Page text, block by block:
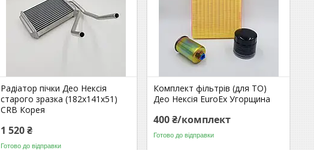
Радіатор пічки Део Нексія
старого зразка (182х141х51)
CRB Корея
1 520 ₴
Готово до відправки
Комплект фільтрів (для ТО)
Део Нексія EuroEx Угорщина
400 ₴/комплект
Готово до відправки